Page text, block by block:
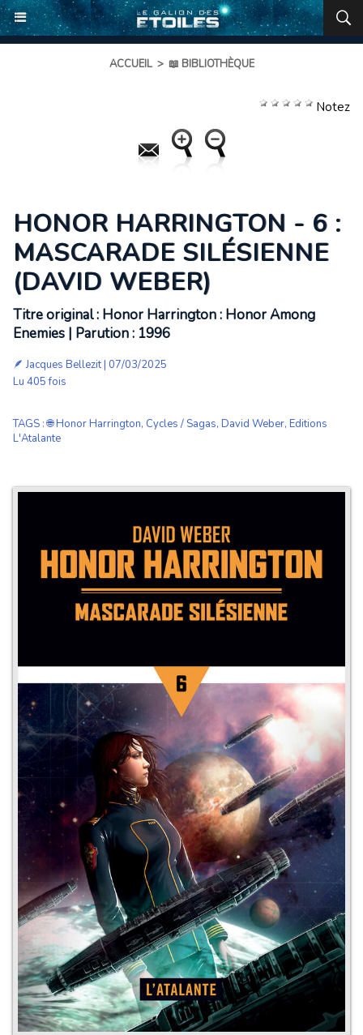
ACCUEIL > 📖 BIBLIOTHÈQUE
Notez
HONOR HARRINGTON - 6 :
MASCARADE SILÉSIENNE
(DAVID WEBER)
Titre original : Honor Harrington : Honor Among
Enemies | Parution : 1996
🪶Jacques Bellezit| 07/03/2025
Lu 405 fois
TAGS :🌐 Honor Harrington, Cycles / Sagas, David Weber, Editions
L'Atalante